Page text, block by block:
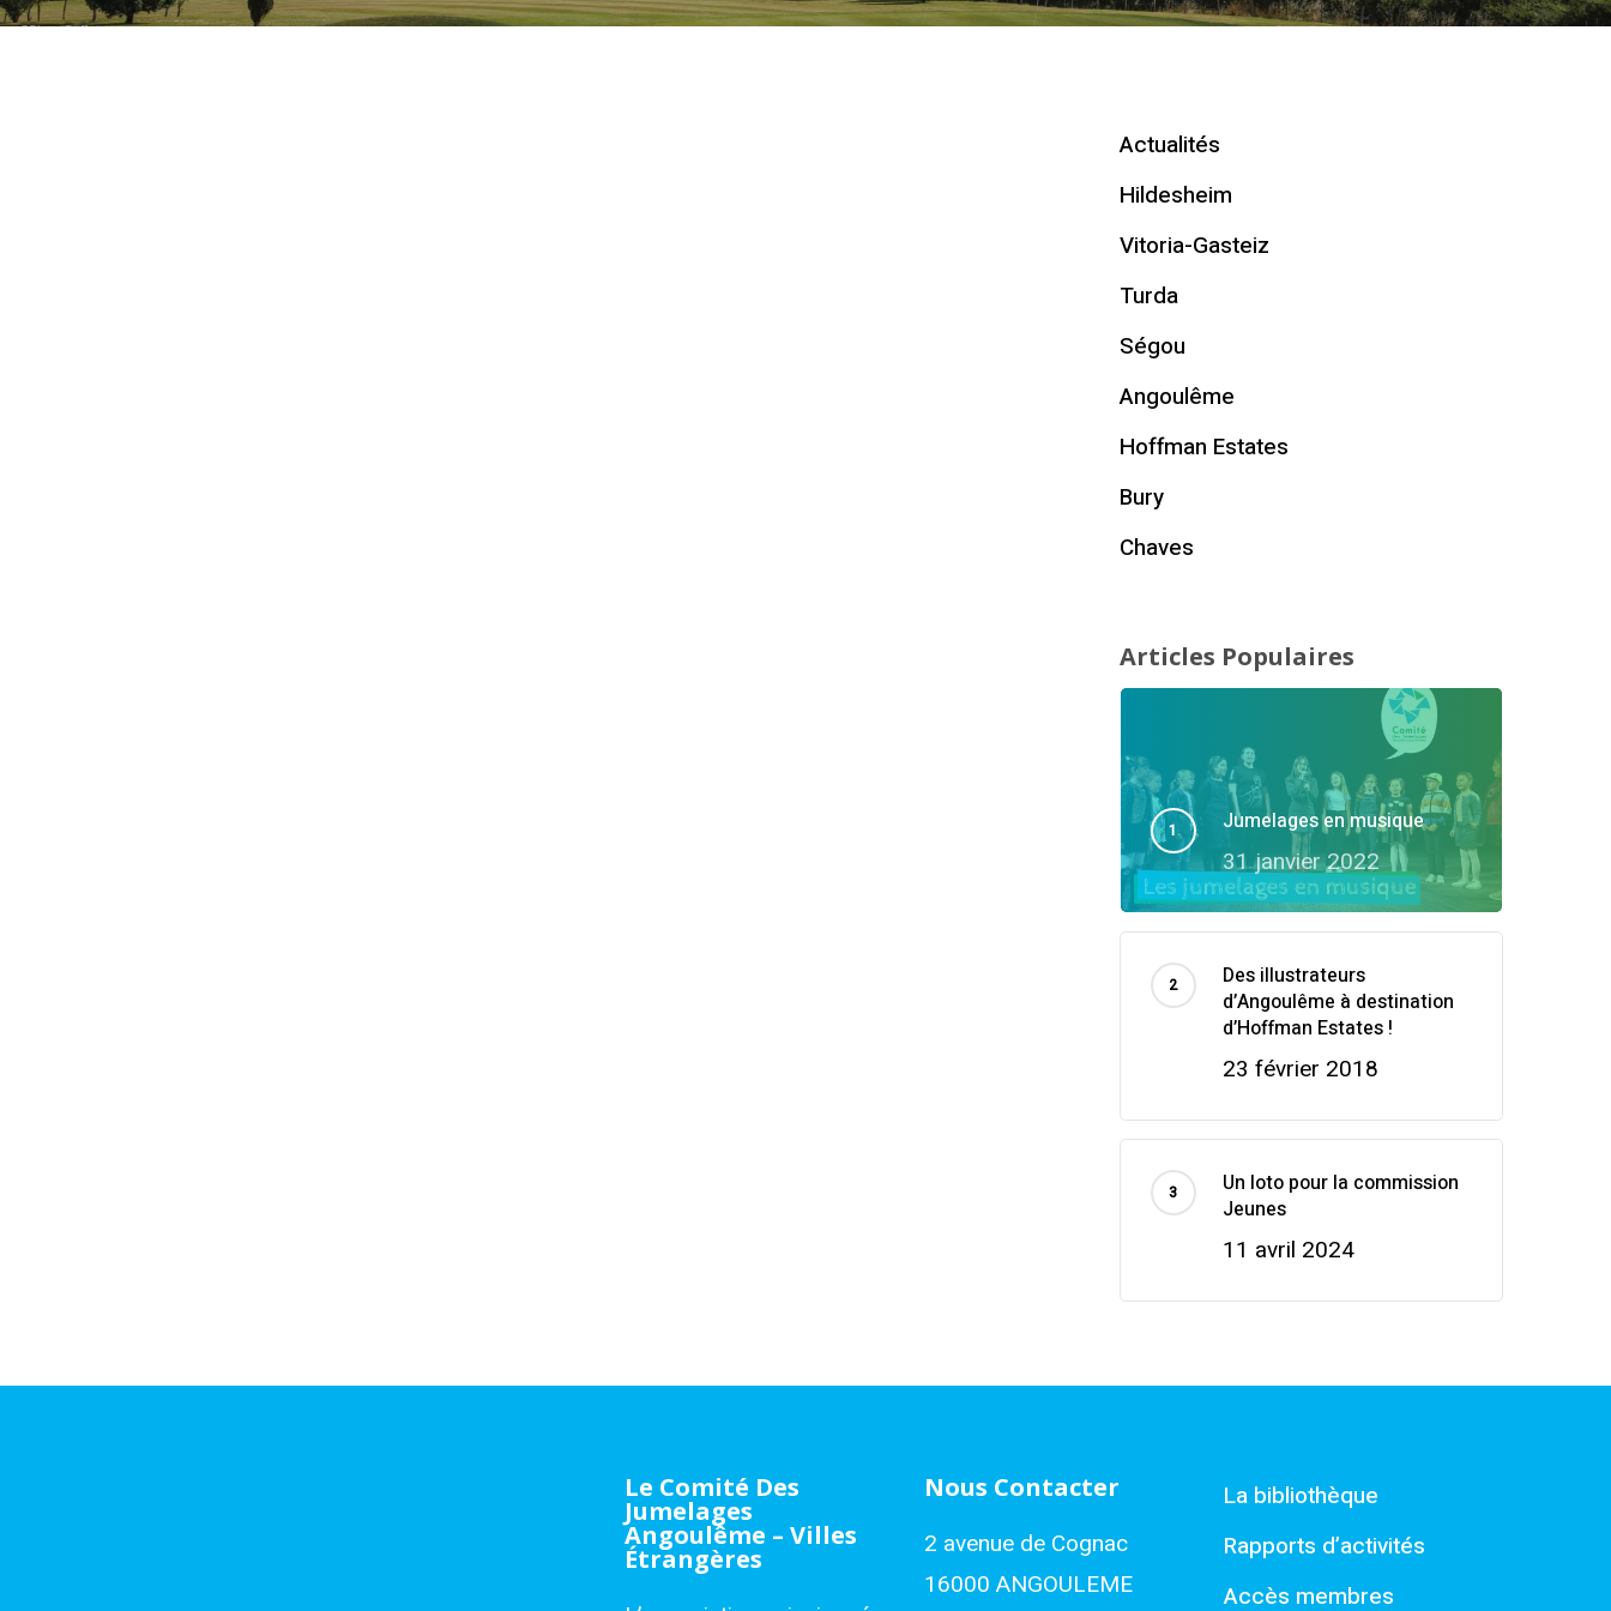
Actualités
Hildesheim
Vitoria-Gasteiz
Turda
Ségou
Angoulême
Hoffman Estates
Bury
Chaves
Articles Populaires
Jumelages en musique
31 janvier 2022
Des illustrateurs
d’Angoulême à destination
d’Hoffman Estates !
23 février 2018
Un loto pour la commission
Jeunes
11 avril 2024
Le Comité Des
Jumelages
Angoulême – Villes
Étrangères
Nous Contacter
2 avenue de Cognac
16000 ANGOULEME
La bibliothèque
Rapports d’activités
Accès membres